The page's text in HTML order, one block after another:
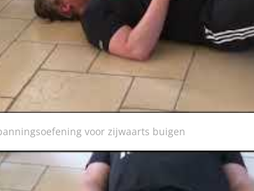
voor zijwaarts buigen